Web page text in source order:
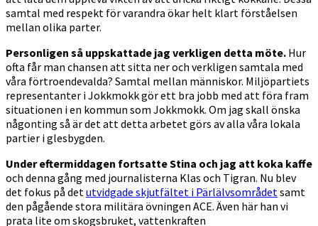
samtal med respekt för varandra ökar helt klart förståelsen
mellan olika parter.
Personligen så uppskattade jag verkligen detta möte. Hur
ofta får man chansen att sitta ner och verkligen samtala med
våra förtroendevalda? Samtal mellan människor. Miljöpartiets
representanter i Jokkmokk gör ett bra jobb med att föra fram
situationen i en kommun som Jokkmokk. Om jag skall önska
någonting så är det att detta arbetet görs av alla våra lokala
partier i glesbygden.
Under eftermiddagen fortsatte Stina och jag att koka kaffe
och denna gång med journalisterna Klas och Tigran. Nu blev
det fokus på detutvidgade skjutfältet i Pärlälvsområdetsamt
den pågående stora militära övningen ACE. Även här han vi
prata lite om skogsbruket, vattenkraften